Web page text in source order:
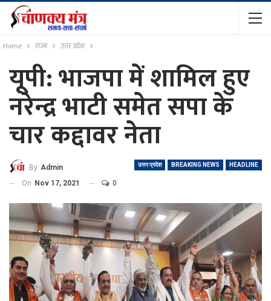
Home राज्य उत्तर प्रदेश
यूपी: भाजपा में शामिल हुए
नरेन्द्र भाटी समेत सपा के
चार कद्दावर नेता
उत्तर प्रदेश BREAKING NEWS HEADLINE
By Admin
On Nov 17, 2021 0